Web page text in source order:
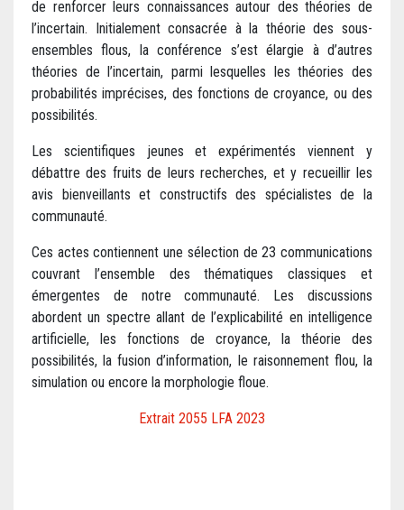
de renforcer leurs connaissances autour des théories de
l’incertain. Initialement consacrée à la théorie des sous-
ensembles flous, la conférence s’est élargie à d’autres
théories de l’incertain, parmi lesquelles les théories des
probabilités imprécises, des fonctions de croyance, ou des
possibilités.
Les scientifiques jeunes et expérimentés viennent y
débattre des fruits de leurs recherches, et y recueillir les
avis bienveillants et constructifs des spécialistes de la
communauté.
Ces actes contiennent une sélection de 23 communications
couvrant l’ensemble des thématiques classiques et
émergentes de notre communauté. Les discussions
abordent un spectre allant de l’explicabilité en intelligence
artificielle, les fonctions de croyance, la théorie des
possibilités, la fusion d’information, le raisonnement flou, la
simulation ou encore la morphologie floue.
Extrait 2055 LFA 2023